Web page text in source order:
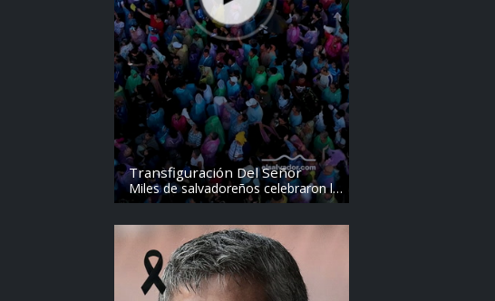
Transfiguración Del Señor
Miles de salvadoreños celebraron la
Transfiguración del Divino Salvador
Steven Anzora